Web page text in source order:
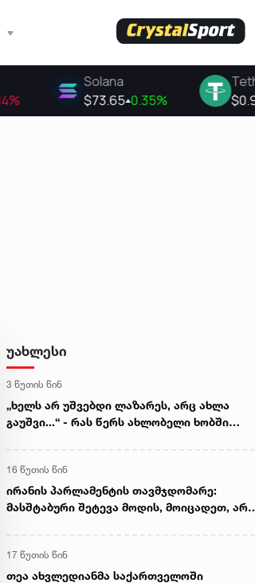
უახლესი
3 წუთის წინ
„ხელს არ უშვებდი ლაზარეს, არც ახლა
გაუშვი...“ - რას წერს ახლობელი ხობში
16 წუთის წინ
ირანის პარლამენტის თავმჯდომარე:
მასშტაბური შეტევა მოდის, მოიცადეთ, არა
17 წუთის წინ
თეა ახვლედიანმა საქართველოში